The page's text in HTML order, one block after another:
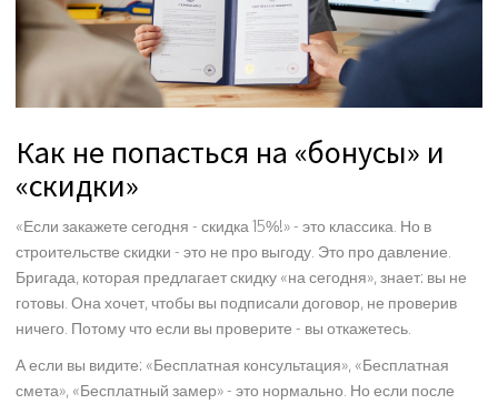
Как не попасться на «бонусы» и
«скидки»
«Если закажете сегодня - скидка 15%!» - это классика. Но в
строительстве скидки - это не про выгоду. Это про давление.
Бригада, которая предлагает скидку «на сегодня», знает: вы не
готовы. Она хочет, чтобы вы подписали договор, не проверив
ничего. Потому что если вы проверите - вы откажетесь.
А если вы видите: «Бесплатная консультация», «Бесплатная
смета», «Бесплатный замер» - это нормально. Но если после